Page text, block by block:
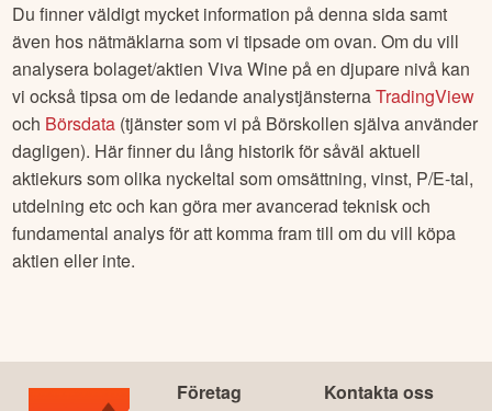
Du finner väldigt mycket information på denna sida samt
även hos nätmäklarna som vi tipsade om ovan. Om du vill
analysera bolaget/aktienViva Wine på en djupare nivå kan
vi också tipsa om de ledande analystjänsternaTradingView
och Börsdata (tjänster som vi på Börskollen själva använder
dagligen). Här finner du lång historik för såväl aktuell
aktiekurs som olika nyckeltal som omsättning, vinst, P/E-tal,
utdelning etc och kan göra mer avancerad teknisk och
fundamental analys för att komma fram till om du vill köpa
aktien eller inte.
Företag Kontakta oss